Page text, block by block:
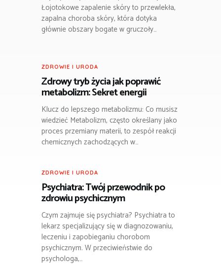
Łojotokowe zapalenie skóry to przewlekła,
zapalna choroba skóry, która dotyka
głównie obszary bogate w gruczoły…
ZDROWIE I URODA
Zdrowy tryb życia jak poprawić
metabolizm: Sekret energii
Klucz do lepszego metabolizmu: Co musisz
wiedzieć Metabolizm, często określany jako
proces przemiany materii, to zespół reakcji
chemicznych zachodzących w…
ZDROWIE I URODA
Psychiatra: Twój przewodnik po
zdrowiu psychicznym
Czym zajmuje się psychiatra? Psychiatra to
lekarz specjalizujący się w diagnozowaniu,
leczeniu i zapobieganiu chorobom
psychicznym. W przeciwieństwie do
psychologa,…